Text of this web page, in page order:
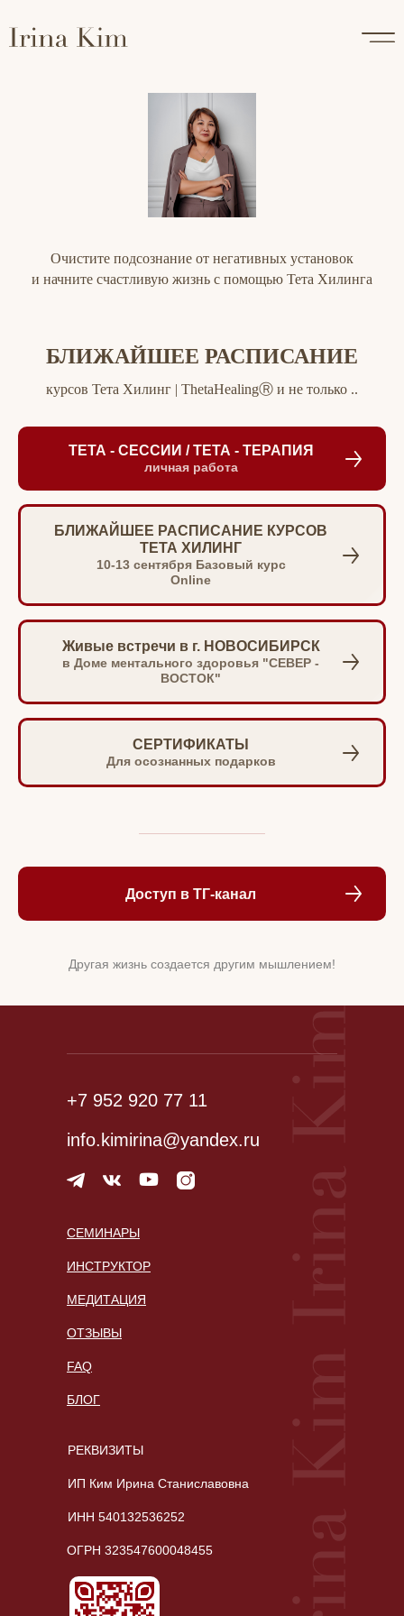
Очистите подсознание от негативных установок
и начните счастливую жизнь с помощью Тета Хилинга
БЛИЖАЙШЕЕ РАСПИСАНИЕ
курсов Тета Хилинг | ThetaHealingⓇ и не только ..
ТЕТА - СЕССИИ / ТЕТА - ТЕРАПИЯ
личная работа
БЛИЖАЙШЕЕ РАСПИСАНИЕ КУРСОВ
ТЕТА ХИЛИНГ
10-13 сентября Базовый курс
Online
Живые встречи в г. НОВОСИБИРСК
в Доме ментального здоровья "СЕВЕР -
ВОСТОК"
СЕРТИФИКАТЫ
Для осознанных подарков
Доступ в ТГ-канал
Другая жизнь создается другим мышлением!
ИП Ким Ирина Станиславовна
ИНН 540132536252
ОГРН 323547600048455
info.kimirina@yandex.ru
ИНСТРУКТОР
СЕМИНАРЫ
РЕКВИЗИТЫ
ОТЗЫВЫ
МЕДИТАЦИЯ
FAQ
БЛОГ
+7 952 920 77 11